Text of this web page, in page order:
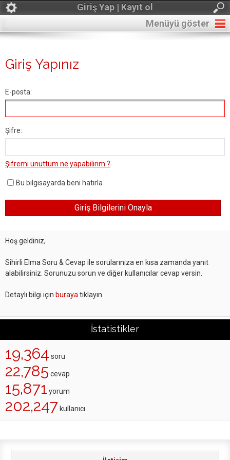
Giriş Yap | Kayıt ol
Menüyü göster
Giriş Yapınız
E-posta:
Şifre:
Şifremi unuttum ne yapabilirim ?
Bu bilgisayarda beni hatırla
Hoş geldiniz,
Sihirli Elma Soru & Cevap ile sorularınıza en kısa zamanda yanıt
alabilirsiniz. Sorunuzu sorun ve diğer kullanıcılar cevap versin.
Detaylı bilgi için buraya tıklayın.
İstatistikler
19,364 soru
22,785 cevap
15,871 yorum
202,247 kullanıcı